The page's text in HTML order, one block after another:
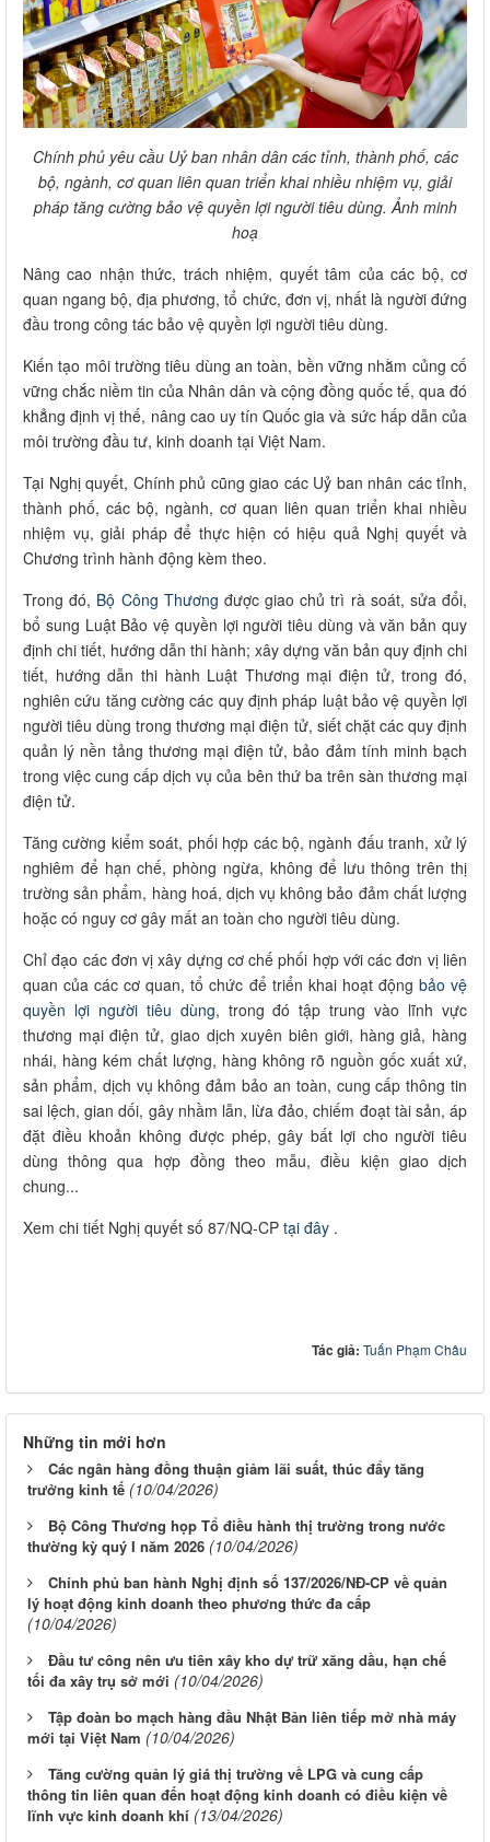
Chính phủ yêu cầu Uỷ ban nhân dân các tỉnh, thành phố, các
bộ, ngành, cơ quan liên quan triển khai nhiều nhiệm vụ, giải
pháp tăng cường bảo vệ quyền lợi người tiêu dùng. Ảnh minh
hoạ
Nâng cao nhận thức, trách nhiệm, quyết tâm của các bộ, cơ
quan ngang bộ, địa phương, tổ chức, đơn vị, nhất là người đứng
đầu trong công tác bảo vệ quyền lợi người tiêu dùng.
Kiến tạo môi trường tiêu dùng an toàn, bền vững nhằm củng cố
vững chắc niềm tin của Nhân dân và cộng đồng quốc tế, qua đó
khẳng định vị thế, nâng cao uy tín Quốc gia và sức hấp dẫn của
môi trường đầu tư, kinh doanh tại Việt Nam.
Tại Nghị quyết, Chính phủ cũng giao các Uỷ ban nhân các tỉnh,
thành phố, các bộ, ngành, cơ quan liên quan triển khai nhiều
nhiệm vụ, giải pháp để thực hiện có hiệu quả Nghị quyết và
Chương trình hành động kèm theo.
Trong đó, Bộ Công Thương được giao chủ trì rà soát, sửa đổi,
bổ sung Luật Bảo vệ quyền lợi người tiêu dùng và văn bản quy
định chi tiết, hướng dẫn thi hành; xây dựng văn bản quy định chi
tiết, hướng dẫn thi hành Luật Thương mại điện tử, trong đó,
nghiên cứu tăng cường các quy định pháp luật bảo vệ quyền lợi
người tiêu dùng trong thương mại điện tử, siết chặt các quy định
quản lý nền tảng thương mại điện tử, bảo đảm tính minh bạch
trong việc cung cấp dịch vụ của bên thứ ba trên sàn thương mại
điện tử.
Tăng cường kiểm soát, phối hợp các bộ, ngành đấu tranh, xử lý
nghiêm để hạn chế, phòng ngừa, không để lưu thông trên thị
trường sản phẩm, hàng hoá, dịch vụ không bảo đảm chất lượng
hoặc có nguy cơ gây mất an toàn cho người tiêu dùng.
Chỉ đạo các đơn vị xây dựng cơ chế phối hợp với các đơn vị liên
quan của các cơ quan, tổ chức để triển khai hoạt động bảo vệ
quyền lợi người tiêu dùng, trong đó tập trung vào lĩnh vực
thương mại điện tử, giao dịch xuyên biên giới, hàng giả, hàng
nhái, hàng kém chất lượng, hàng không rõ nguồn gốc xuất xứ,
sản phẩm, dịch vụ không đảm bảo an toàn, cung cấp thông tin
sai lệch, gian dối, gây nhầm lẫn, lừa đảo, chiếm đoạt tài sản, áp
đặt điều khoản không được phép, gây bất lợi cho người tiêu
dùng thông qua hợp đồng theo mẫu, điều kiện giao dịch
chung...
Xem chi tiết Nghị quyết số 87/NQ-CP tại đây .
Tác giả: Tuấn Phạm Châu
Những tin mới hơn
Các ngân hàng đồng thuận giảm lãi suất, thúc đẩy tăng
trưởng kinh tế (10/04/2026)
Bộ Công Thương họp Tổ điều hành thị trường trong nước
thường kỳ quý I năm 2026 (10/04/2026)
Chính phủ ban hành Nghị định số 137/2026/NĐ-CP về quản
lý hoạt động kinh doanh theo phương thức đa cấp
(10/04/2026)
Đầu tư công nên ưu tiên xây kho dự trữ xăng dầu, hạn chế
tối đa xây trụ sở mới (10/04/2026)
Tập đoàn bo mạch hàng đầu Nhật Bản liên tiếp mở nhà máy
mới tại Việt Nam (10/04/2026)
Tăng cường quản lý giá thị trường về LPG và cung cấp
thông tin liên quan đến hoạt động kinh doanh có điều kiện về
lĩnh vực kinh doanh khí (13/04/2026)